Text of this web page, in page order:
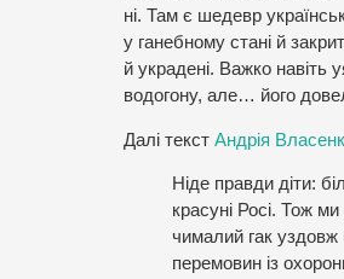
ні. Там є шедевр
у ганебному стані й
й украдені. Важко навіть
водогону, але… його
Далі текст Андрія
Ніде правди діти:
красуні Росі. Тож
чималий гак уздовж
перемовин із